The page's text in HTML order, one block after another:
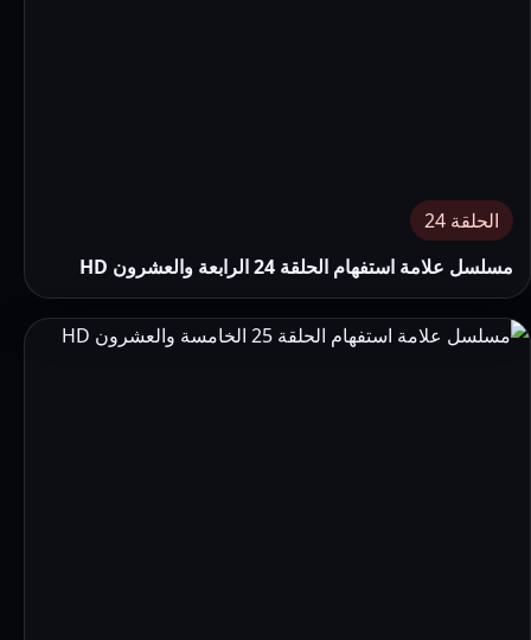
الحلقة 24
مسلسل علامة استفهام الحلقة 24 الرابعة والعشرون HD